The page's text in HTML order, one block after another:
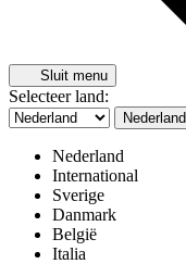
Sluit menu
Selecteer land:
Nederland
Nederland
International
Sverige
Danmark
België
Italia